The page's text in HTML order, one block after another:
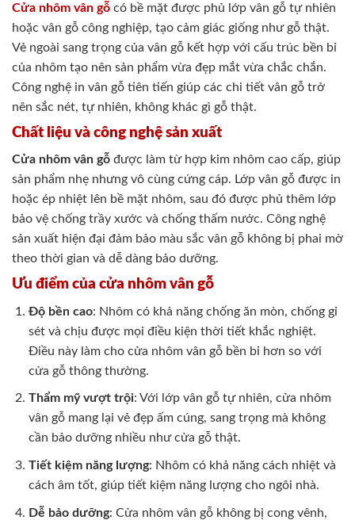
Cửa nhôm vân gỗ có bề mặt được phủ lớp vân gỗ tự nhiên
hoặc vân gỗ công nghiệp, tạo cảm giác giống như gỗ thật.
Vẻ ngoài sang trọng của vân gỗ kết hợp với cấu trúc bền bỉ
của nhôm tạo nên sản phẩm vừa đẹp mắt vừa chắc chắn.
Công nghệ in vân gỗ tiên tiến giúp các chi tiết vân gỗ trở
nên sắc nét, tự nhiên, không khác gì gỗ thật.
Chất liệu và công nghệ sản xuất
Cửa nhôm vân gỗ được làm từ hợp kim nhôm cao cấp, giúp
sản phẩm nhẹ nhưng vô cùng cứng cáp. Lớp vân gỗ được in
hoặc ép nhiệt lên bề mặt nhôm, sau đó được phủ thêm lớp
bảo vệ chống trầy xước và chống thấm nước. Công nghệ
sản xuất hiện đại đảm bảo màu sắc vân gỗ không bị phai mờ
theo thời gian và dễ dàng bảo dưỡng.
Ưu điểm của cửa nhôm vân gỗ
Độ bền cao: Nhôm có khả năng chống ăn mòn, chống gỉ
sét và chịu được mọi điều kiện thời tiết khắc nghiệt.
Điều này làm cho cửa nhôm vân gỗ bền bỉ hơn so với
cửa gỗ thông thường.
Thẩm mỹ vượt trội: Với lớp vân gỗ tự nhiên, cửa nhôm
vân gỗ mang lại vẻ đẹp ấm cúng, sang trọng mà không
cần bảo dưỡng nhiều như cửa gỗ thật.
Tiết kiệm năng lượng: Nhôm có khả năng cách nhiệt và
cách âm tốt, giúp tiết kiệm năng lượng cho ngôi nhà.
Dễ bảo dưỡng: Cửa nhôm vân gỗ không bị cong vênh,